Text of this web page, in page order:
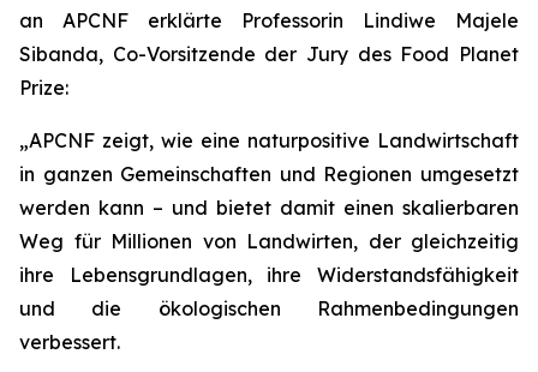
an APCNF erklärte Professorin Lindiwe Majele
Sibanda, Co-Vorsitzende der Jury des Food Planet
Prize:
„APCNF zeigt, wie eine naturpositive Landwirtschaft
in ganzen Gemeinschaften und Regionen umgesetzt
werden kann – und bietet damit einen skalierbaren
Weg für Millionen von Landwirten, der gleichzeitig
ihre Lebensgrundlagen, ihre Widerstandsfähigkeit
und die ökologischen Rahmenbedingungen
verbessert.